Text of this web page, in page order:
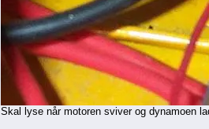
Skal lyse når motoren sviver og dynamoen